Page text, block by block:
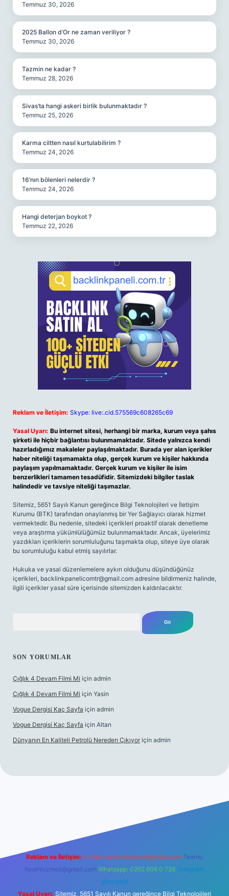
Temmuz 30, 2026
2025 Ballon d’Or ne zaman veriliyor ?
Temmuz 30, 2026
Tazmin ne kadar ?
Temmuz 28, 2026
Sivas’ta hangi askeri birlik bulunmaktadır ?
Temmuz 25, 2026
Karma ciltten nasıl kurtulabilirim ?
Temmuz 24, 2026
16’nın bölenleri nelerdir ?
Temmuz 24, 2026
Hangi deterjan boykot ?
Temmuz 22, 2026
Reklam ve İletişim: Skype: live:.cid.575569c608265c69
Yasal Uyarı: Bu internet sitesi, herhangi bir marka, kurum veya şahıs
şirketi ile hiçbir bağlantısı bulunmamaktadır. Sitede yalnızca kendi
hazırladığımız makaleler paylaşılmaktadır. Burada yer alan içerikler
haber niteliği taşımamakta olup, gerçek kurum ve kişiler hakkında
paylaşım yapılmamaktadır. Gerçek kurum ve kişiler ile isim
benzerlikleri tamamen tesadüfidir. Sitemizdeki bilgiler taslak
halindedir ve tavsiye niteliği taşımazlar.
Sitemiz, 5651 Sayılı Kanun gereğince Bilgi Teknolojileri ve İletişim
Kurumu (BTK) tarafından onaylanmış bir Yer Sağlayıcı olarak hizmet
vermektedir. Bu nedenle, sitedeki içerikleri proaktif olarak denetleme
veya araştırma yükümlülüğümüz bulunmamaktadır. Ancak, üyelerimiz
yazdıkları içeriklerin sorumluluğunu taşımakta olup, siteye üye olarak
bu sorumluluğu kabul etmiş sayılırlar.
Hukuka ve yasal düzenlemelere aykırı olduğunu düşündüğünüz
içerikleri, backlinkpanelicomtr@gmail.com adresine bildirmeniz halinde,
ilgili içerikler yasal süre içerisinde sitemizden kaldırılacaktır.
SON YORUMLAR
Çığlık 4 Devam Filmi Mi için admin
Çığlık 4 Devam Filmi Mi için Yasin
Vogue Dergisi Kaç Sayfa için admin
Vogue Dergisi Kaç Sayfa için Altan
Dünyanın En Kaliteli Petrolü Nereden Çıkıyor için admin
Reklam ve İletişim: E-mail: backlinkpaneli@gmail.com Teams:
forumhizmeti@gmail.com Whatsapp: 0262 606 0 726 Telegram:
@karabul
Yasal Uyarı: Sitemiz, 5651 Sayılı Kanun gereğince Bilgi Teknolojileri